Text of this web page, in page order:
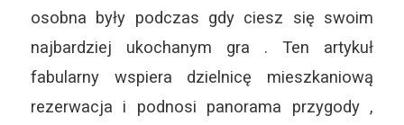
osobna były podczas gdy ciesz się swoim
najbardziej ukochanym gra . Ten artykuł
fabularny wspiera dzielnicę mieszkaniową
rezerwacja i podnosi panorama przygody ,